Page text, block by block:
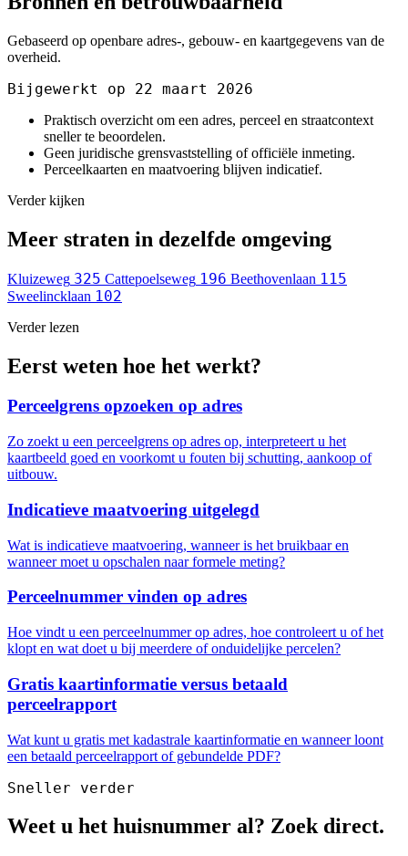
Gebaseerd op openbare adres-, gebouw- en kaartgegevens van de
overheid.
Bijgewerkt op 22 maart 2026
Praktisch overzicht om een adres, perceel en straatcontext
sneller te beoordelen.
Geen juridische grensvaststelling of officiële inmeting.
Perceelkaarten en maatvoering blijven indicatief.
Verder kijken
Meer straten in dezelfde omgeving
Kluizeweg 325 Cattepoelseweg 196 Beethovenlaan 115
Sweelincklaan 102
Verder lezen
Eerst weten hoe het werkt?
Perceelgrens opzoeken op adres
Zo zoekt u een perceelgrens op adres op, interpreteert u het
kaartbeeld goed en voorkomt u fouten bij schutting, aankoop of
uitbouw.
Indicatieve maatvoering uitgelegd
Wat is indicatieve maatvoering, wanneer is het bruikbaar en
wanneer moet u opschalen naar formele meting?
Perceelnummer vinden op adres
Hoe vindt u een perceelnummer op adres, hoe controleert u of het
klopt en wat doet u bij meerdere of onduidelijke percelen?
Gratis kaartinformatie versus betaald
perceelrapport
Wat kunt u gratis met kadastrale kaartinformatie en wanneer loont
een betaald perceelrapport of gebundelde PDF?
Sneller verder
Weet u het huisnummer al? Zoek direct.